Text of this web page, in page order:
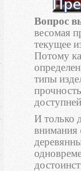
Вопрос
весомая
текущее
Потому
типы
И только
внимания